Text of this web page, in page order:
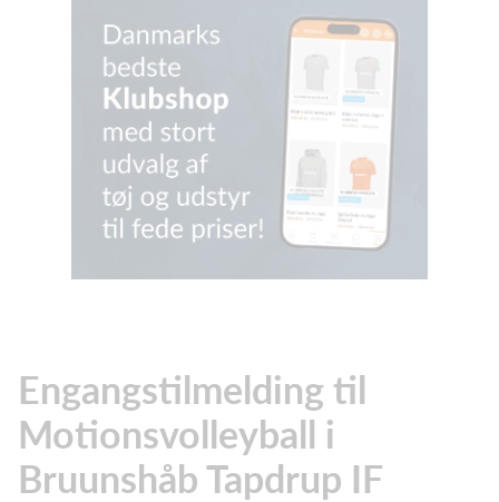
Engangstilmelding til
Motionsvolleyball i
Bruunshåb Tapdrup IF